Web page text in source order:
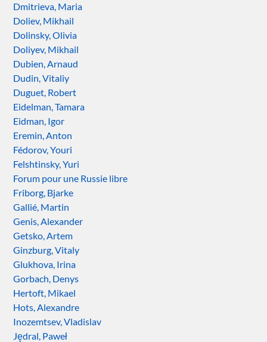
Dmitrieva, Maria
Doliev, Mikhail
Dolinsky, Olivia
Doliyev, Mikhail
Dubien, Arnaud
Dudin, Vitaliy
Duguet, Robert
Eidelman, Tamara
Eidman, Igor
Eremin, Anton
Fédorov, Youri
Felshtinsky, Yuri
Forum pour une Russie libre
Friborg, Bjarke
Gallié, Martin
Genis, Alexander
Getsko, Artem
Ginzburg, Vitaly
Glukhova, Irina
Gorbach, Denys
Hertoft, Mikael
Hots, Alexandre
Inozemtsev, Vladislav
Jędral, Paweł